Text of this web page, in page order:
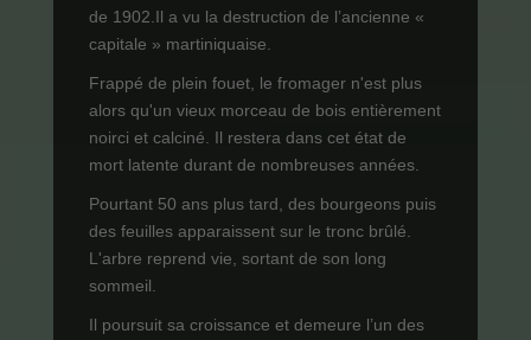
de 1902.Il a vu la destruction de l’ancienne «
capitale » martiniquaise.
Frappé de plein fouet, le fromager n'est plus
alors qu'un vieux morceau de bois entièrement
noirci et calciné. Il restera dans cet état de
mort latente durant de nombreuses années.
Pourtant 50 ans plus tard, des bourgeons puis
des feuilles apparaissent sur le tronc brûlé.
L'arbre reprend vie, sortant de son long
sommeil.
Il poursuit sa croissance et demeure l’un des